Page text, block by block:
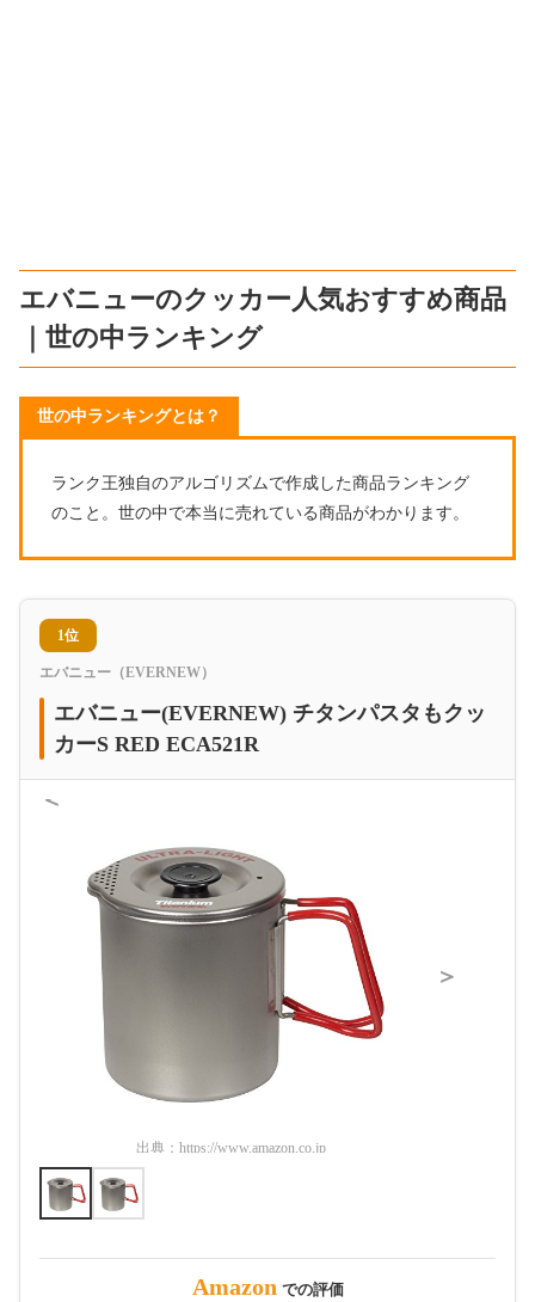
エバニューのクッカー人気おすすめ商品
｜世の中ランキング
世の中ランキングとは？
ランク王独自のアルゴリズムで作成した商品ランキング
のこと。世の中で本当に売れている商品がわかります。
1位
エバニュー（EVERNEW）
エバニュー(EVERNEW) チタンパスタもクッ
カーS RED ECA521R
＜
出典： https://www.amazon.co.jp
＞
Amazon での評価